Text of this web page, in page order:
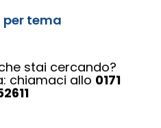
per tema
stai cercando?
chiamaci allo 0171